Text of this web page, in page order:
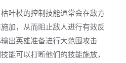
叶杖的控制技能通常会在敌方
加，从而阻止敌人进行有效反
出英雄准备进行大范围攻击
能可以打断他们的技能施放，